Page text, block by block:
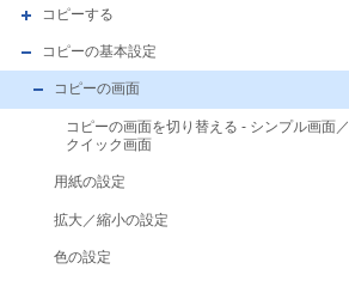
コピーする
コピーの基本設定
コピーの画面
コピーの画面を切り替える - シンプル画面／
クイック画面
用紙の設定
拡大／縮小の設定
色の設定